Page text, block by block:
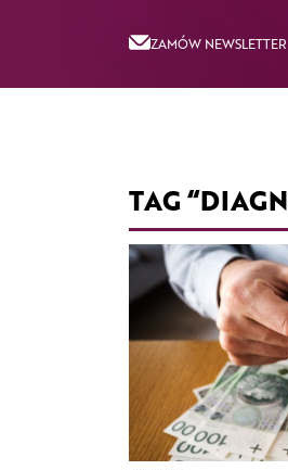
ZAMÓW NEWSLETTER
TAG